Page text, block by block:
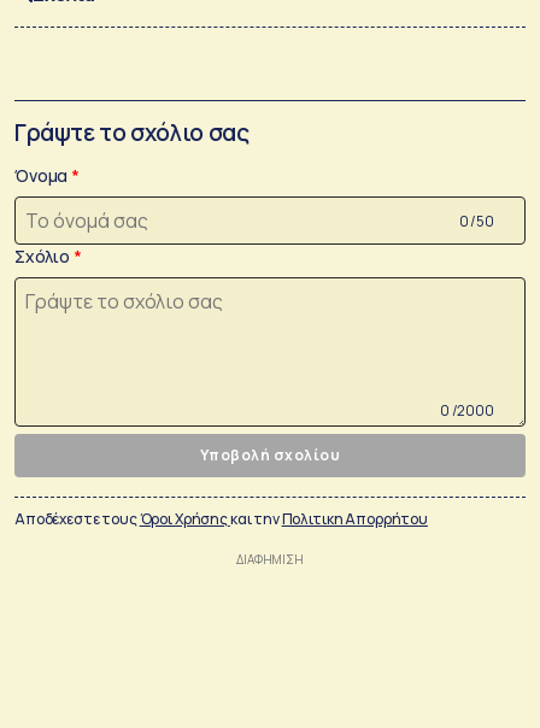
Γράψτε το σχόλιο σας
Όνομα
0 /50
Σχόλιο
0 /2000
Υποβολή σχολίου
Αποδέχεστε τουςΌροι Χρήσηςκαι τηνΠολιτικη Απορρήτου